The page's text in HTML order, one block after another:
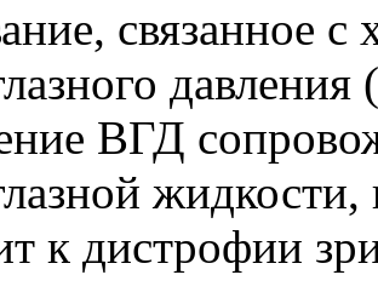
связанное
ВГД
к дистрофии